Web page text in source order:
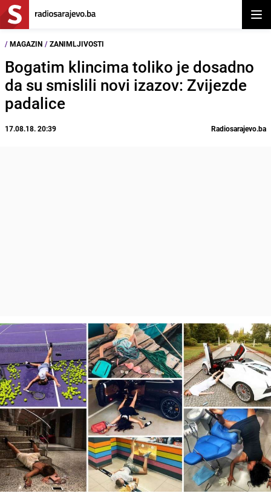
/ MAGAZIN / ZANIMLJIVOSTI
Bogatim klincima toliko je dosadno
da su smislili novi izazov: Zvijezde
padalice
17.08.18. 20:39 Radiosarajevo.ba